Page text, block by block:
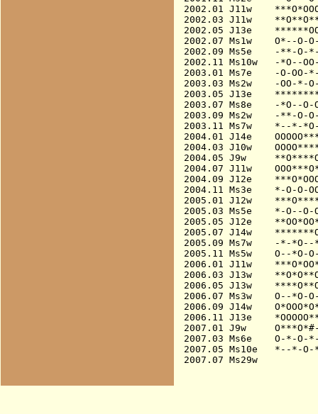
2002.01 J11w
2002.03 J11w
2002.05 J13e
2002.07 Ms1w    O*--
2002.09 Ms5e    -**-O-
2002.11 Ms10w   -*O--
2003.01 Ms7e    -O-OO-
2003.03 Ms2w    -OO-*-
2003.05 J13e
2003.07 Ms8e    -*O--O-
2003.09 Ms2w    -**-O-
2003.11 Ms7w    *--*-
2004.01 J14e
2004.03 J10w
2004.05 J9w
2004.07 J11w
2004.09 J12e
2004.11 Ms3e    *-O-O-
2005.01 J12w
2005.03 Ms5e    *-O--O-
2005.05 J12e
2005.07 J14w
2005.09 Ms7w    -*-*O--
2005.11 Ms5w    O--*O-
2006.01 J11w
2006.03 J13w
2006.05 J13w
2006.07 Ms3w    O--*O-
2006.09 J14w
2006.11 J13e
2007.01 J9w
2007.03 Ms6e    O-*-
2007.05 Ms10e   *--*-